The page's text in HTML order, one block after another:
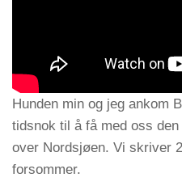
Hunden min og jeg ankom
tidsnok til å få med oss
over Nordsjøen. Vi skriver
forsommer.